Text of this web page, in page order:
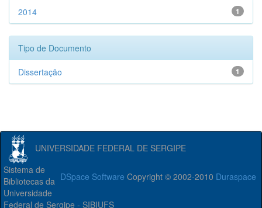
1
2014
Tipo de Documento
1
Dissertação
UNIVERSIDADE FEDERAL DE SERGIPE
DSpace Software Copyright © 2002-2010 Duraspace
Sistema de
Bibliotecas da
Universidade
Federal de Sergipe - SIBIUFS